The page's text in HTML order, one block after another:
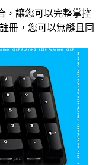
，讓您可以完整掌控
冊，您可以無縫且同